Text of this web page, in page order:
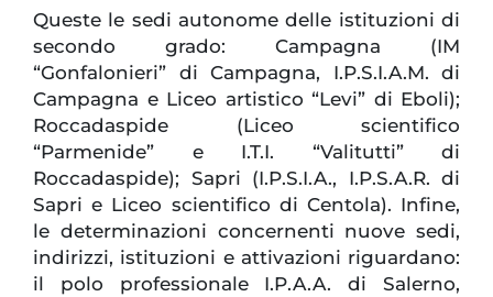
Queste le sedi autonome delle istituzioni di
secondo grado: Campagna (IM
“Gonfalonieri” di Campagna, I.P.S.I.A.M. di
Campagna e Liceo artistico “Levi” di Eboli);
Roccadaspide (Liceo scientifico
“Parmenide” e I.T.I. “Valitutti” di
Roccadaspide); Sapri (I.P.S.I.A., I.P.S.A.R. di
Sapri e Liceo scientifico di Centola). Infine,
le determinazioni concernenti nuove sedi,
indirizzi, istituzioni e attivazioni riguardano:
il polo professionale I.P.A.A. di Salerno,